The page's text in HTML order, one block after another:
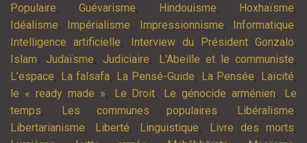
Populaire,Guévarisme, Hindouisme, Hoxhaïsme,
Idéalisme, Impérialisme, Impressionnisme, Informatique,
Intelligence artificielle, Interview du Président Gonzalo,
Islam, Judaïsme, Judiciaire, L'Abeille et le communiste,
L’espace, La falsafa, La Pensé-Guide, La Pensée, Laïcité,
le « ready made », Le Droit, Le génocide arménien,
Le
temps, Les communes populaires, Libéralisme,
Libertarianisme, Liberté, Linguistique, Livre des morts,